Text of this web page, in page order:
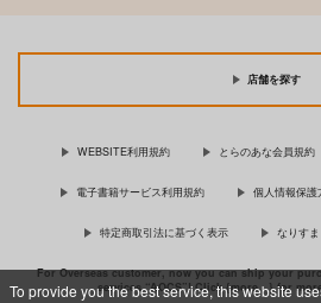
To provide you the best service, this website
店舗を探す
WEBSITE利用規約 とらのあな会員規約
電子書籍サービス利用規約 個人情報保護
特定商取引法に基づく表示 なりす
For Overseas customer, now you can ship your
services “AOCS”! Click {more…} for